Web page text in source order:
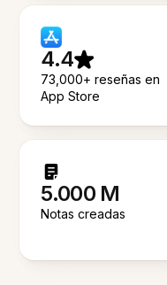
4.4
73,000+ reseñas en
App Store
5.000 M
Notas creadas